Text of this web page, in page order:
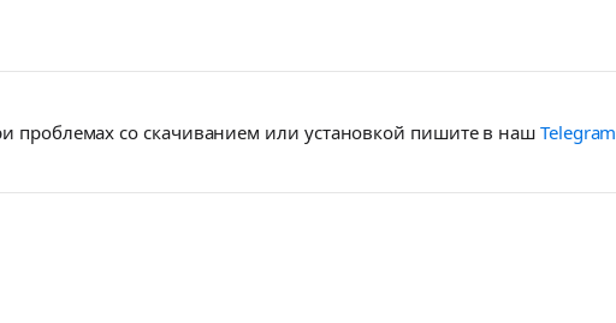
проблемах со скачиванием или установкой пишите в нашTelegram